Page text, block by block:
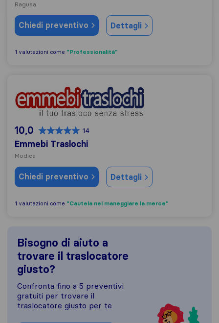
Ragusa
Chiedi preventivo Dettagli
1 valutazioni come "Professionalità"
Emmebi Traslochi
10,0 14
Emmebi Traslochi
Modica
Chiedi preventivo Dettagli
1 valutazioni come "Cautela nel maneggiare la merce"
Bisogno di aiuto a
trovare il traslocatore
giusto?
Confronta fino a 5 preventivi
gratuiti per trovare il
traslocatore giusto per te